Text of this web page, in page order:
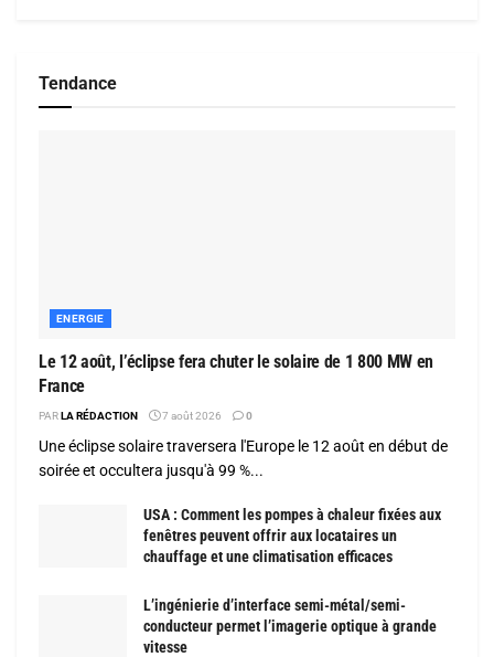
Tendance
ENERGIE
Le 12 août, l’éclipse fera chuter le solaire de 1 800 MW en
France
PARLA RÉDACTION 7 août 2026 0
Une éclipse solaire traversera l'Europe le 12 août en début de
soirée et occultera jusqu'à 99 %...
USA : Comment les pompes à chaleur fixées aux
fenêtres peuvent offrir aux locataires un
chauffage et une climatisation efficaces
L’ingénierie d’interface semi-métal/semi-
conducteur permet l’imagerie optique à grande
vitesse